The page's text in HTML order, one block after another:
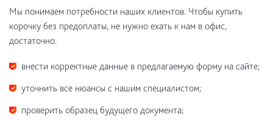
Мы понимаем потребности наших клиентов. Чтобы купить
корочку без предоплаты, не нужно ехать к нам в офис,
достаточно:
внести корректные данные в предлагаемую форму на сайте;
уточнить все нюансы с нашим специалистом;
проверить образец будущего документа;